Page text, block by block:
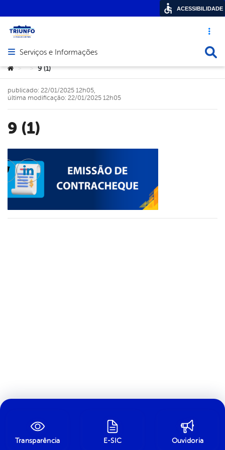
Acesso
Abrir menu principal de navegação
Serviços e Informações
Você está aqui:
> > 9 (1)
9 (1)
publicado: 22/01/2025 12h05,
última modificação: 22/01/2025 12h05
TwitterLinkedin
Transparência E-SIC Ouvidoria
ACESSIBILIDADE